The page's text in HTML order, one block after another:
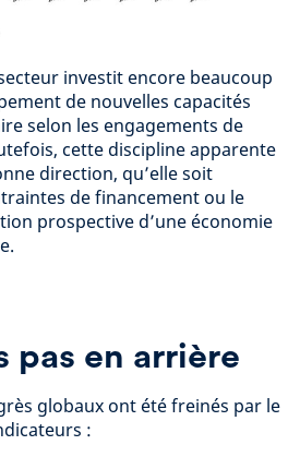
investit encore beaucoup
de nouvelles capacités
selon les engagements de
cette discipline apparente
direction, qu’elle soit
de financement ou le
prospective d’une économie
pas en arrière
globaux ont été freinés par le
: